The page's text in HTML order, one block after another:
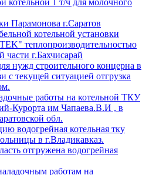
Парамонова г.Саратов
котельной установки
теплопроизводительностью
г.Бахчисарай
нужд строительного концерна в
с текущей ситуацией отгрузка
работы на котельной ТКУ
Курорта им Чапаева.В.И , в
обл.
водогрейная котельная тку
в г.Владикавказ.
отгружена водогрейная
работам на